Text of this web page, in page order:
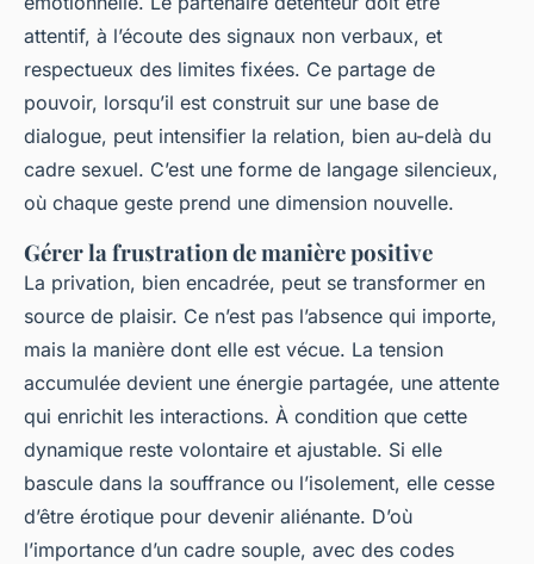
attentif, à l’écoute des signaux non verbaux, et
respectueux des limites fixées. Ce partage de
pouvoir, lorsqu’il est construit sur une base de
dialogue, peut intensifier la relation, bien au-delà du
cadre sexuel. C’est une forme de langage silencieux,
où chaque geste prend une dimension nouvelle.
Gérer la frustration de manière positive
La privation, bien encadrée, peut se transformer en
source de plaisir. Ce n’est pas l’absence qui importe,
mais la manière dont elle est vécue. La tension
accumulée devient une énergie partagée, une attente
qui enrichit les interactions. À condition que cette
dynamique reste volontaire et ajustable. Si elle
bascule dans la souffrance ou l’isolement, elle cesse
d’être érotique pour devenir aliénante. D’où
l’importance d’un cadre souple, avec des codes